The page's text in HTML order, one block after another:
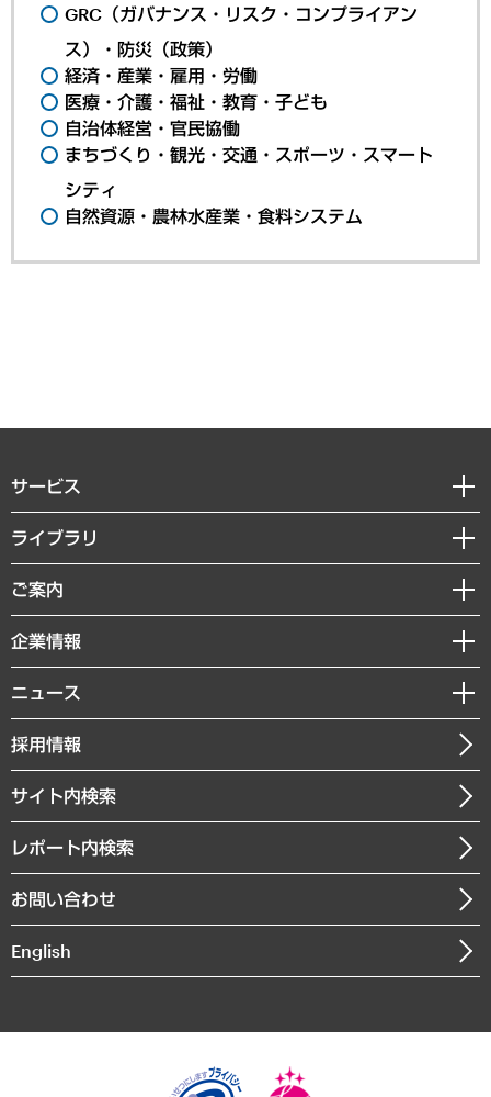
GRC（ガバナンス・リスク・コンプライアン
ス）・防災（政策）
経済・産業・雇用・労働
医療・介護・福祉・教育・子ども
自治体経営・官民協働
まちづくり・観光・交通・スポーツ・スマート
シティ
自然資源・農林水産業・食料システム
サービス
経営戦略
組織・人事戦略
デジタルイノベーション
共生・ダイバーシティ
GRC（ガバナンス・リスク・コンプライアンス）・防災（政策）
経済・産業・雇用・労働
まちづくり・観光・交通・スポーツ・スマートシティ
自然資源・農林水産業・食料システム
ライブラリ
経済調査
レポート
コラム
経営用語集
受託・受注実績（官公庁関連）
メディア掲載・出演
ご案内
セミナー・イベント情報
MUFGビジネスセミナー
受託案件情報
企業情報
私たちの想い
社長メッセージ
会社概要
沿革
組織図・本部部室紹介
インドネシア現地法人
個人情報保護方針
ニュース
ニュースリリース
お知らせ
採用情報
サイト内検索
レポート内検索
お問い合わせ
English